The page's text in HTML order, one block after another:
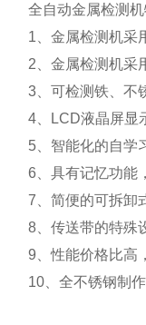
全自动金属检测机
1、金属检测机采
2、金属检测机采
3、可检测铁、不
4、LCD液晶屏显
5、智能化的自学
6、具有记忆功能
7、简便的可拆卸
8、传送带的特殊
9、性能价格比高
10、全不锈钢制